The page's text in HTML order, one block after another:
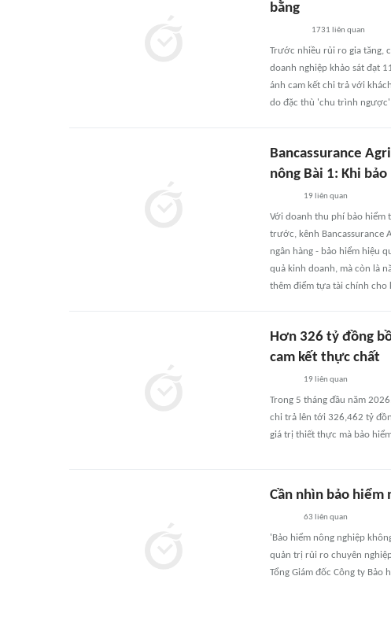
bằng
1731 liên quan
Trước nhiều rủi ro gia tăng,
doanh nghiệp khảo sát đạt
ánh cam kết chi trả với
do đặc thù 'chu trình ngược'
Bancassurance
nông Bài 1: Khi
19 liên quan
Với doanh thu phí bảo hiểm
trước, kênh Bancassurance
ngân hàng - bảo hiểm hiệu
quả kinh doanh, mà còn là
thêm điểm tựa tài chính cho
Hơn 326 tỷ đồng
cam kết thực chất
19 liên quan
Trong 5 tháng đầu năm
chi trả lên tới 326,462 tỷ
giá trị thiết thực mà bảo
Cần nhìn bảo
63 liên quan
'Bảo hiểm nông nghiệp
quản trị rủi ro chuyên
Tổng Giám đốc Công ty Bảo